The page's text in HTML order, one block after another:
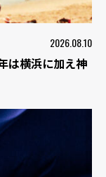
2026.08.10
は横浜に加え神